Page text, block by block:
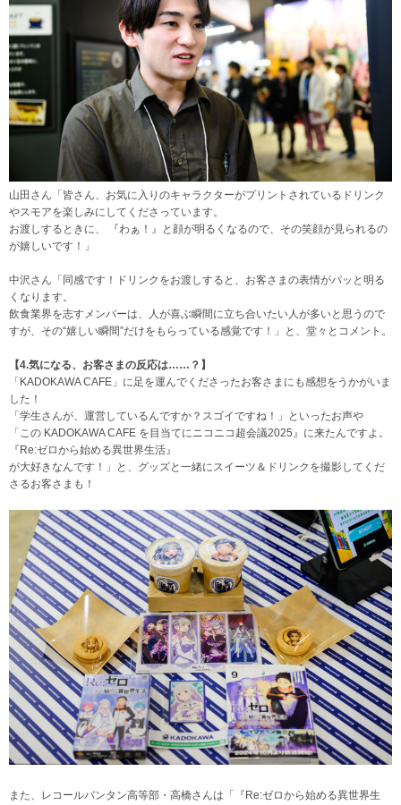
山田さん「皆さん、お気に入りのキャラクターがプリントされているドリンク
やスモアを楽しみにしてくださっています。
お渡しするときに、 『わぁ！』と顔が明るくなるので、その笑顔が見られるの
が嬉しいです！」
中沢さん「同感です！ドリンクをお渡しすると、お客さまの表情がパッと明る
くなります。
飲食業界を志すメンバーは、人が喜ぶ瞬間に立ち合いたい人が多いと思うので
すが、その“嬉しい瞬間”だけをもらっている感覚です！」と、堂々とコメント。
【4.気になる、お客さまの反応は……？】
「KADOKAWA CAFE」に足を運んでくださったお客さまにも感想をうかがいま
した！
「学生さんが、運営しているんですか？スゴイですね！」といったお声や
「この KADOKAWA CAFE を目当てにニコニコ超会議2025』に来たんですよ。
『Re:ゼロから始める異世界生活』
が大好きなんです！」と、グッズと一緒にスイーツ＆ドリンクを撮影してくだ
さるお客さまも！
また、レコールバンタン高等部・高橋さんは「『Re:ゼロから始める異世界生